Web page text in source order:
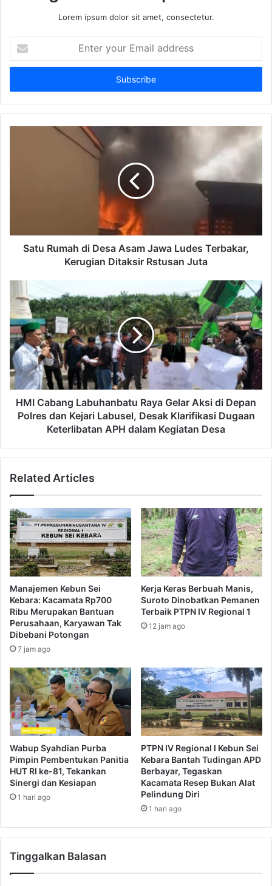
Lorem ipsum dolor sit amet, consectetur.
your
Email
Satu Rumah di Desa Asam Jawa Ludes Terbakar,
Kerugian Ditaksir Rstusan Juta
HMI Cabang Labuhanbatu Raya Gelar Aksi di Depan
Polres dan Kejari Labusel, Desak Klarifikasi Dugaan
Keterlibatan APH dalam Kegiatan Desa
Related Articles
Manajemen Kebun Sei
Kebara: Kacamata Rp700
Ribu Merupakan Bantuan
Perusahaan, Karyawan Tak
Dibebani Potongan
7 jam ago
Kerja Keras Berbuah Manis,
Suroto Dinobatkan Pemanen
Terbaik PTPN IV Regional 1
12 jam ago
Wabup Syahdian Purba
Pimpin Pembentukan Panitia
HUT RI ke-81, Tekankan
Sinergi dan Kesiapan
1 hari ago
PTPN IV Regional I Kebun Sei
Kebara Bantah Tudingan APD
Berbayar, Tegaskan
Kacamata Resep Bukan Alat
Pelindung Diri
1 hari ago
Tinggalkan Balasan